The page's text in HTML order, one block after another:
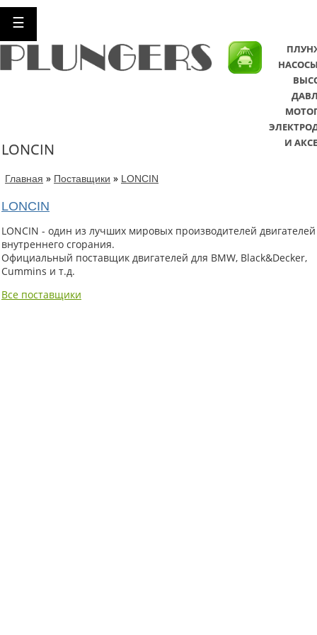
☰
И
LONCIN
Главная » Поставщики » LONCIN
LONCIN
LONCIN - один из лучших мировых производителей двигателей
внутреннего сгорания.
Официальный поставщик двигателей для BMW, Black&Decker,
Cummins и т.д.
Все поставщики